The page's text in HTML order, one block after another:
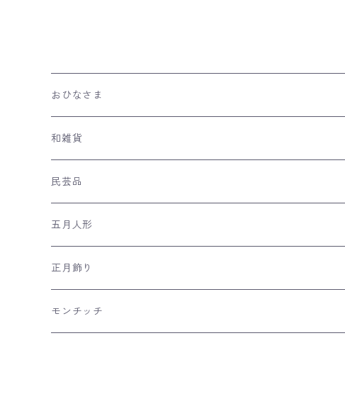
おひなさま
親王飾り
収納台飾り
平飾り
ケース飾り
木目込み人形
つるし雛
リュウコドウの和雑貨
和雑貨
手ぬぐい
ネコの和雑貨
風呂敷
日本のおみやげ
民芸品
五月人形
兜飾り
室内こいのぼり
正月飾り
羽子板飾り
モンチッチ